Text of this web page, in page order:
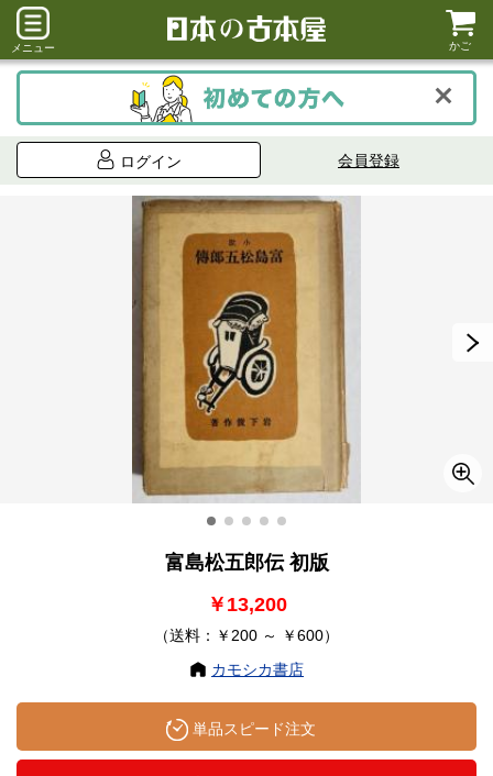
メニュー かご
ログイン 会員登録
富島松五郎伝 初版
￥13,200
（送料：￥200 ～ ￥600）
カモシカ書店
単品スピード注文